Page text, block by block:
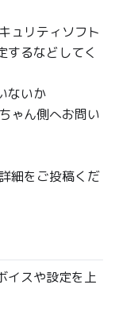
ュリティソフト
するなどしてく
ないか
ゃん側へお問い
細をご投稿くだ
イスや設定を上